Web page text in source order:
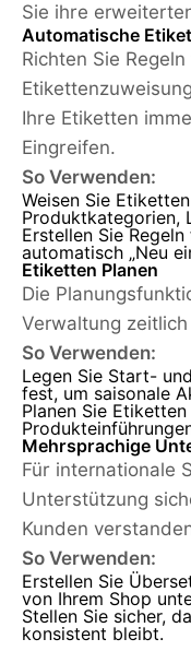
Sie ihre
Automatische
Richten Sie
Ihre Etiketten
Eingreifen.
So Verwenden:
Weisen Sie
Produktkategorien,
Erstellen Sie
automatisch „Neu
Etiketten Planen
Die
Verwaltung
So Verwenden:
Legen Sie Start-
fest, um saisonale
Planen Sie
Mehrsprachige
Für internationale
Unterstützung
Kunden
So Verwenden:
Erstellen Sie
von Ihrem Shop
Stellen Sie sicher,
konsistent bleibt.